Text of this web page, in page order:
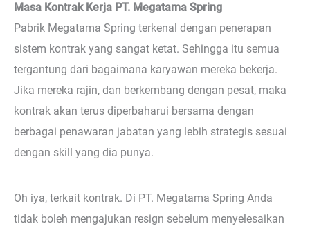
Masa Kontrak Kerja PT. Megatama Spring
Pabrik Megatama Spring terkenal dengan penerapan
sistem kontrak yang sangat ketat. Sehingga itu semua
tergantung dari bagaimana karyawan mereka bekerja.
Jika mereka rajin, dan berkembang dengan pesat, maka
kontrak akan terus diperbaharui bersama dengan
berbagai penawaran jabatan yang lebih strategis sesuai
dengan skill yang dia punya.
Oh iya, terkait kontrak. Di PT. Megatama Spring Anda
tidak boleh mengajukan resign sebelum menyelesaikan